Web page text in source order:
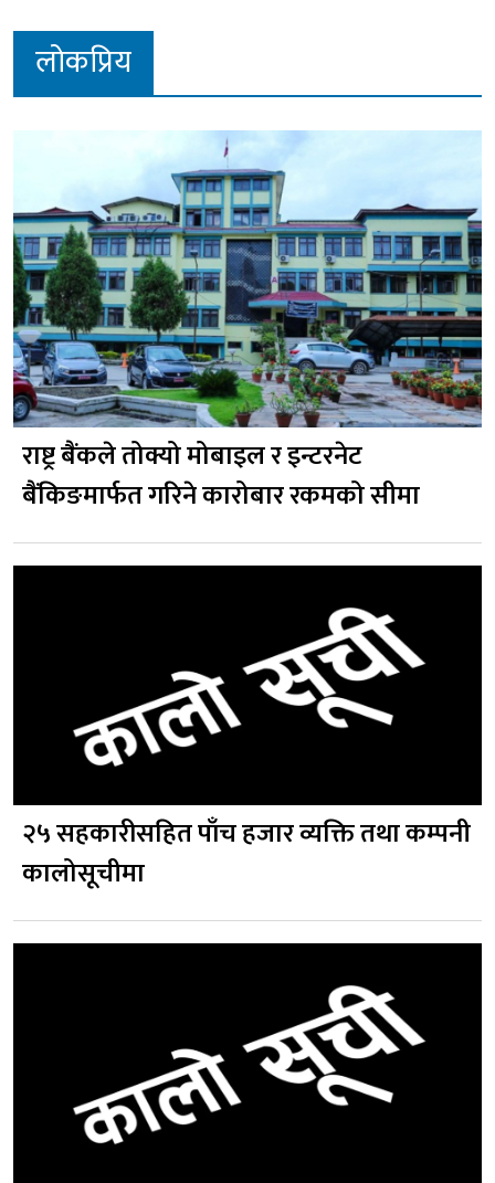
लोकप्रिय
राष्ट्र बैंकले तोक्यो मोबाइल र इन्टरनेट
बैंकिङमार्फत गरिने कारोबार रकमको सीमा
२५ सहकारीसहित पाँच हजार व्यक्ति तथा कम्पनी
कालोसूचीमा